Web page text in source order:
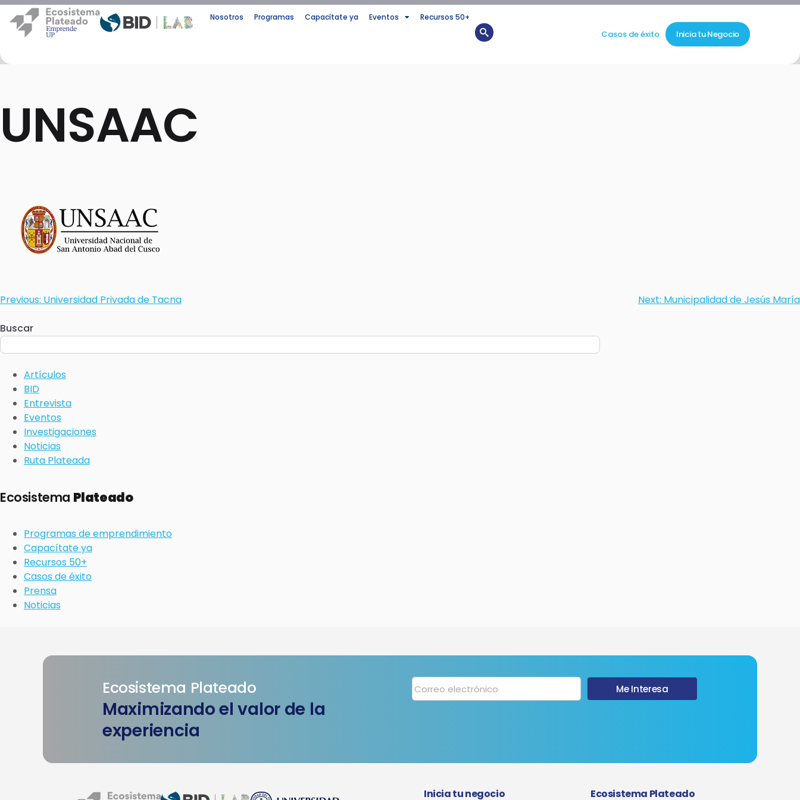
Nosotros Programas Capacítate ya Eventos Recursos 50+
Casos de éxito Inicia tu Negocio
UNSAAC
Previous: Universidad Privada de Tacna Next: Municipalidad de Jesús María
Buscar
Artículos
BID
Entrevista
Eventos
Investigaciones
Noticias
Ruta Plateada
Ecosistema Plateado
Programas de emprendimiento
Capacítate ya
Recursos 50+
Casos de éxito
Prensa
Noticias
Ecosistema Plateado
Maximizando el valor de la
experiencia
Me Interesa
Inicia tu negocio Ecosistema Plateado